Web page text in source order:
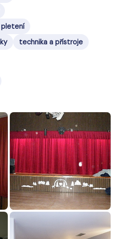
pletení
technika a přístroje